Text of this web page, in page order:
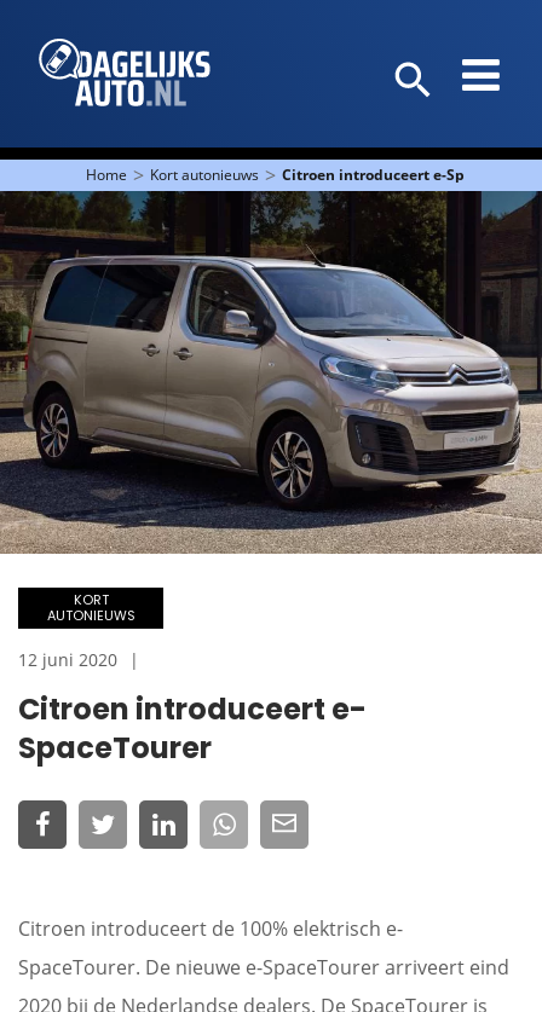
Home > Kort autonieuws > Citroen introduceert e-SpaceTourer
Citroen introduceert e-
SpaceTourer
KORT
AUTONIEUWS
12 juni 2020
Citroen introduceert de 100% elektrisch e-
SpaceTourer. De nieuwe e-SpaceTourer arriveert eind
2020 bij de Nederlandse dealers. De SpaceTourer is